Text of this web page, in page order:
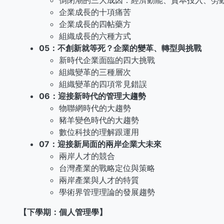
企業成長的十項痛苦
企業成長的四帖藥方
組織成長的六種方式
05：不創新就等死？企業的變革、轉型與挑戰
新時代企業面臨的四大挑戰
組織變革的三種層次
組織變革的四項常見錯誤
06：迎接新時代的管理大趨勢
物聯網時代的大趨勢
豬羊變色時代的大趨勢
數位科技的理解跟運用
07：迎接新局面的兩岸企業大未來
兩岸人才的競合
台灣產業的戰略定位與策略
兩岸產業與人才的特質
學術界管理理論的發展趨勢
【下學期：個人管理學】